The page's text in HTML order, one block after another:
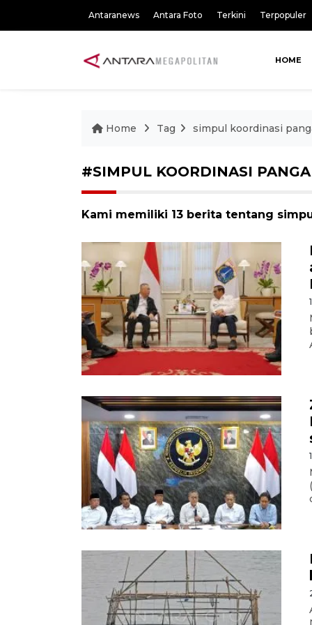
Antaranews Antara Foto Terkini Terpopuler
HOME
Home Tag simpul koordinasi
#SIMPUL KOORDINASI
Kami memiliki 13 berita tentang